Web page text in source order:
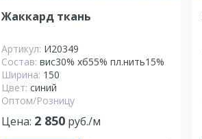
Жаккард ткань
Артикул: И20349
Состав: вис30% хб55% пл.нить15%
Ширина: 150
Цвет: синий
Оптом/Розницу
Цена: 2 850руб./м